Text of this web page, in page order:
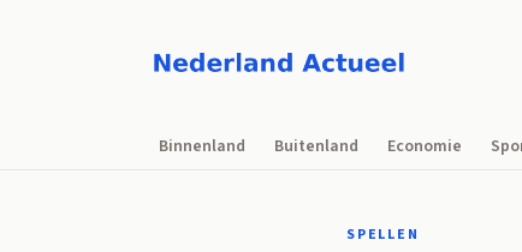
Binnenland Buitenland Economie
SPELLEN